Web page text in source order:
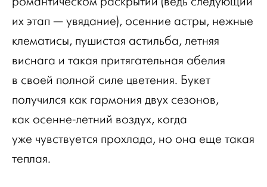
их этап — увядание), осенние астры, нежные
клематисы, пушистая астильба, летняя
виснага и такая притягательная абелия
в своей полной силе цветения. Букет
получился как гармония двух сезонов,
как осенне-летний воздух, когда
уже чувствуется прохлада, но она еще такая
теплая.